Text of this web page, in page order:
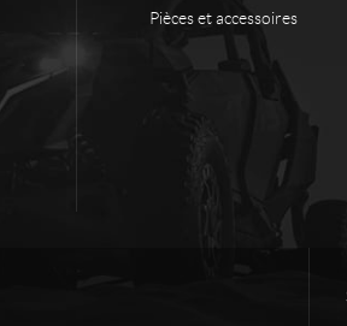
Pièces et accessoires